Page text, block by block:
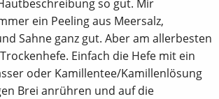
so gut. Mir
ein Peeling aus Meersalz,
Sahne ganz gut. Aber am allerbesten
Einfach die Hefe mit ein
oder Kamillentee/Kamillenlösung
Brei anrühren und auf die